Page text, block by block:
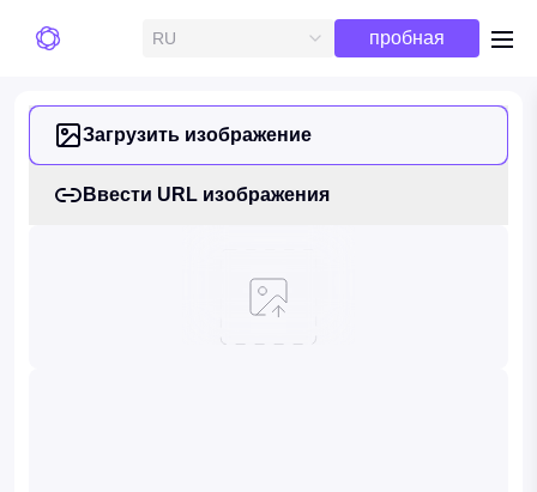
RU
пробная
Загрузить изображение
Ввести URL изображения